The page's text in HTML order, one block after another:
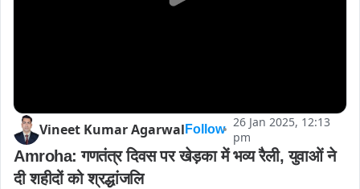
Vineet Kumar Agarwal Follow
26 Jan 2025, 12:13
pm
Amroha: गणतंत्र दिवस पर खेड़का में भव्य रैली, युवाओं ने
दी शहीदों को श्रद्धांजलि